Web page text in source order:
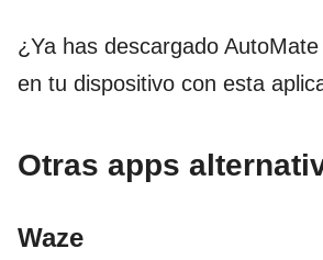
¿Ya has descargado
en tu dispositivo con esta
Otras apps
Waze